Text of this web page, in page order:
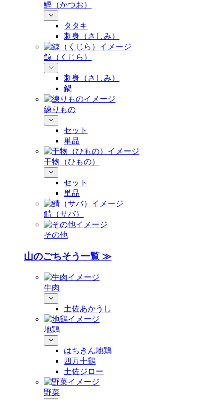
鰹（かつお）
タタキ
刺身（さしみ）
鯨（くじら）
刺身（さしみ）
鍋
練りもの
セット
単品
干物（ひもの）
セット
単品
鯖（サバ）
その他
山のごちそう一覧 ≫
牛肉
土佐あかうし
地鶏
はちきん地鶏
四万十鶏
土佐ジロー
野菜